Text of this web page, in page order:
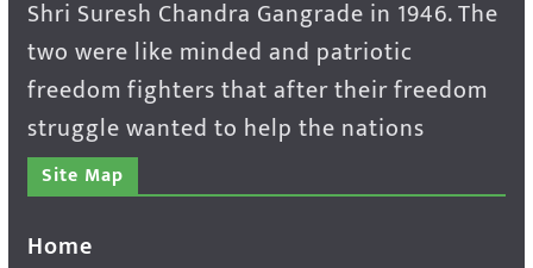
Shri Suresh Chandra Gangrade in 1946. The
two were like minded and patriotic
freedom fighters that after their freedom
struggle wanted to help the nations
Site Map
Home